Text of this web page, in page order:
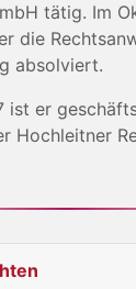
tätig. Im
die
absolviert.
ist er
Hochleitner